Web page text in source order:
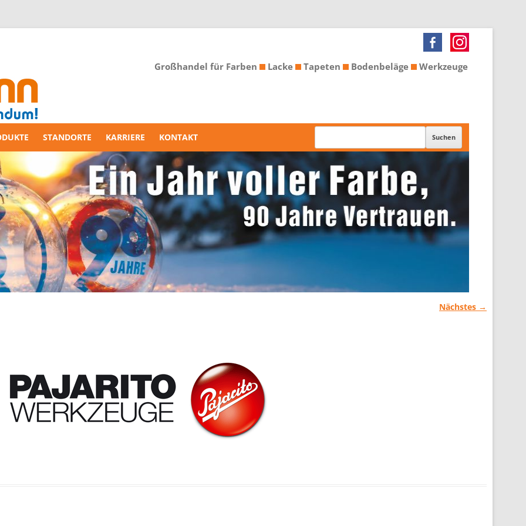
Großhandel für Farben Lacke Tapeten Bodenbeläge Werkzeuge
STANDORTE KARRIERE KONTAKT
Nächstes →